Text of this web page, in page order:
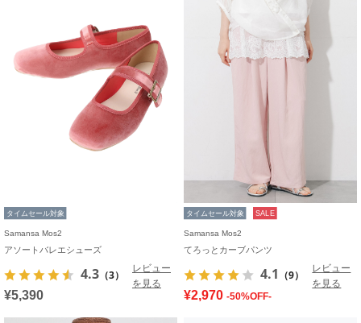
タイムセール対象
Samansa Mos2
アソートバレエシューズ
4.3 （3）
レビュー
を見る
¥5,390
タイムセール対象 SALE
Samansa Mos2
てろっとカーブパンツ
4.1 （9）
レビュー
を見る
¥2,970 -50%OFF-